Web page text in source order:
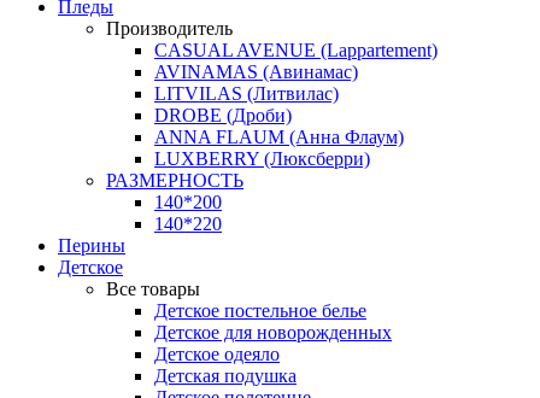
Пледы
Производитель
CASUAL AVENUE (Lappartement)
AVINAMAS (Авинамас)
LITVILAS (Литвилас)
DROBE (Дроби)
ANNA FLAUM (Анна Флаум)
LUXBERRY (Люксберри)
РАЗМЕРНОСТЬ
140*200
140*220
Перины
Детское
Все товары
Детское постельное белье
Детское для новорожденных
Детское одеяло
Детская подушка